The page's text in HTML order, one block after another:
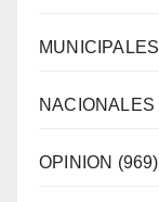
MUNICIPALES
NACIONALES
OPINION (969)